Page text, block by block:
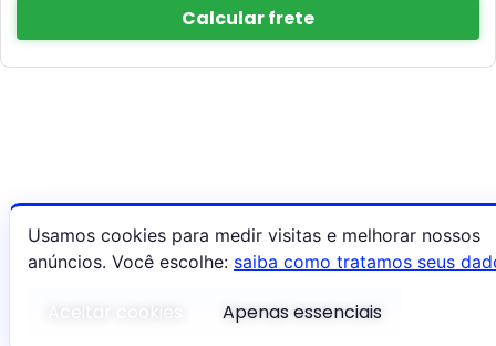
Calcular frete
Usamos cookies para medir visitas e melhorar nossos
anúncios. Você escolhe: saiba como tratamos seus
Apenas essenciais